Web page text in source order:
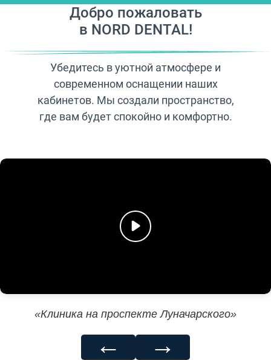
Добро пожаловать
в NORD DENTAL!
Убедитесь в уютной атмосфере и
современном оснащении наших
кабинетов. Мы создали пространство,
где вам будет спокойно и комфортно.
«Клиника на проспекте Луначарского»
← →